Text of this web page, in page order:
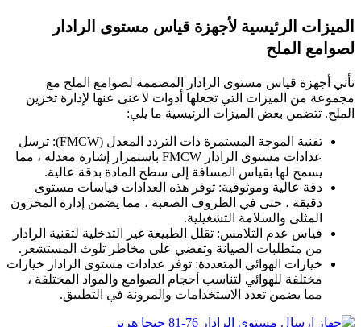
الميزات الرئيسية لأجهزة قياس مستوى الرادار
لصوامع الملح
تأتي أجهزة قياس مستوى الرادار المصممة لصوامع الملح مع
مجموعة من الميزات التي تجعلها أدوات لا غنى عنها لإدارة تخزين
الملح. تتضمن بعض الميزات الرئيسية ما يلي:
تقنية الموجة المستمرة ذات التردد المعدل (FMCW): ترسل
عدادات مستوى الرادار FMCW باستمرار إشارة معدلة ، مما
يسمح لها بقياس المسافة إلى سطح المادة بدقة عالية.
دقة عالية وموثوقية: توفر هذه العدادات قياسات مستوى
دقيقة ، حتى في الظروف الصعبة ، مما يضمن إدارة المخزون
المثلى والسلامة التشغيلية.
قياس عدم التلامس: تقلل الطبيعة غير التدخلية لتقنية الرادار
من متطلبات الصيانة وتقضي على مخاطر تلوث المستشعر.
خيارات الهوائي المتعددة: توفر عدادات مستوى الرادار خيارات
مختلفة للهوائي لتناسب أحجام الصوامع والمواد المختلفة ،
مما يضمن تعدد الاستخدامات والمرونة في التطبيق.